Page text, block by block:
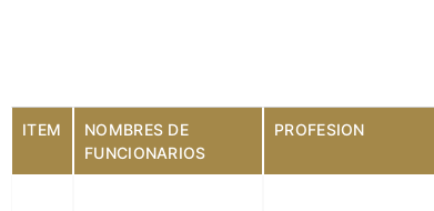
ITEM
NOMBRES DE
FUNCIONARIOS
PROFESION